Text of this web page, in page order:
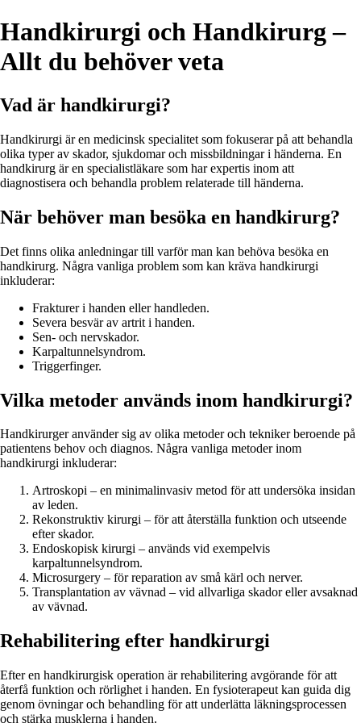
Handkirurgi och Handkirurg –
Allt du behöver veta
Vad är handkirurgi?
Handkirurgi är en medicinsk specialitet som fokuserar på att behandla
olika typer av skador, sjukdomar och missbildningar i händerna. En
handkirurg är en specialistläkare som har expertis inom att
diagnostisera och behandla problem relaterade till händerna.
När behöver man besöka en handkirurg?
Det finns olika anledningar till varför man kan behöva besöka en
handkirurg. Några vanliga problem som kan kräva handkirurgi
inkluderar:
Frakturer i handen eller handleden.
Severa besvär av artrit i handen.
Sen- och nervskador.
Karpaltunnelsyndrom.
Triggerfinger.
Vilka metoder används inom handkirurgi?
Handkirurger använder sig av olika metoder och tekniker beroende på
patientens behov och diagnos. Några vanliga metoder inom
handkirurgi inkluderar:
Artroskopi – en minimalinvasiv metod för att undersöka insidan
av leden.
Rekonstruktiv kirurgi – för att återställa funktion och utseende
efter skador.
Endoskopisk kirurgi – används vid exempelvis
karpaltunnelsyndrom.
Microsurgery – för reparation av små kärl och nerver.
Transplantation av vävnad – vid allvarliga skador eller avsaknad
av vävnad.
Rehabilitering efter handkirurgi
Efter en handkirurgisk operation är rehabilitering avgörande för att
återfå funktion och rörlighet i handen. En fysioterapeut kan guida dig
genom övningar och behandling för att underlätta läkningsprocessen
och stärka musklerna i handen.